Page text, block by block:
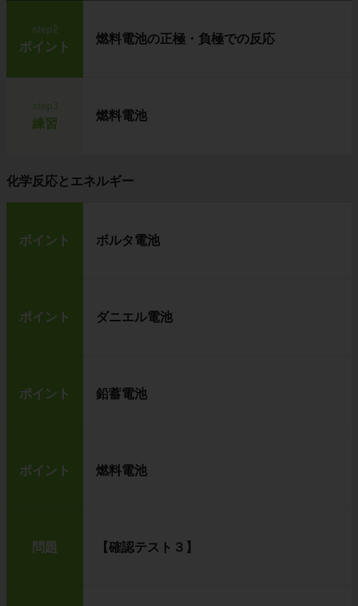
step2
ポイント
燃料電池の正極・負極での反応
練習
燃料電池
化学反応とエネルギー
ポイント ボルタ電池
ポイント ダニエル電池
ポイント 鉛蓄電池
ポイント 燃料電池
問題 【確認テスト３】